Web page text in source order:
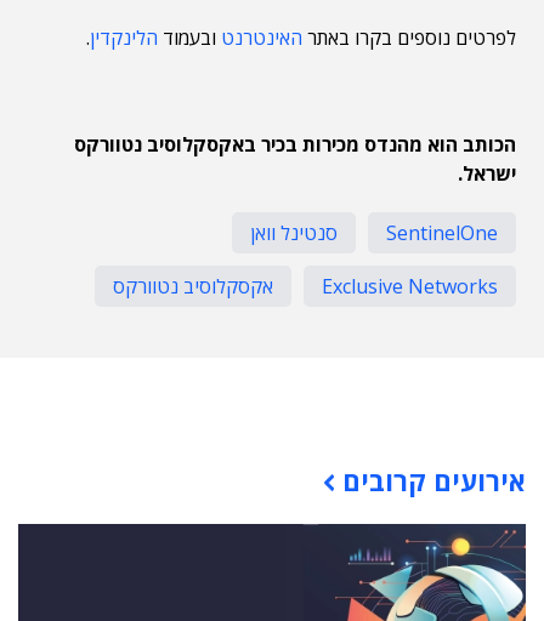
לפרטים נוספים בקרו באתר האינטרנט ובעמוד הלינקדין.
הכותב הוא מהנדס מכירות בכיר באקסקלוסיב נטוורקס
ישראל.
SentinelOne
סנטינל וואן
Exclusive Networks
אקסקלוסיב נטוורקס
אירועים קרובים